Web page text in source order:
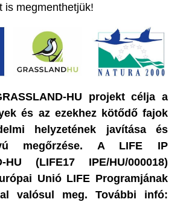
is megmenthetjük!
HU projekt célja a
és az ezekhez kötődő fajok
helyzetének javítása és
megőrzése. A LIFE IP
HU (LIFE17 IPE/HU/000018)
Unió LIFE Programjának
valósul meg. További infó: